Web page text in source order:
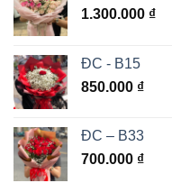
1.300.000 ₫
ĐC - B15
850.000 ₫
ĐC – B33
700.000 ₫